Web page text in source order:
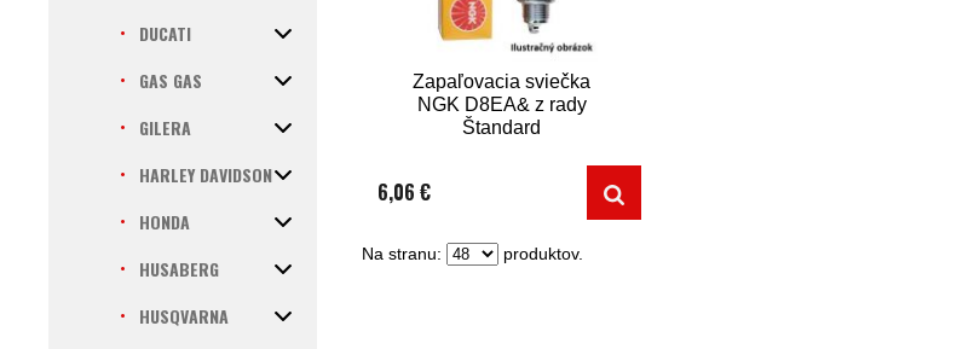
DUCATI
GAS GAS
GILERA
HARLEY DAVIDSON
HONDA
HUSABERG
HUSQVARNA
Zapaľovacia sviečka
NGK D8EA& z rady
Štandard
6,06 €
Na stranu: produktov.